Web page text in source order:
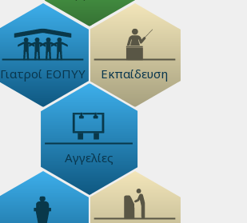
Γιατροί ΕΟΠΥΥ Εκπαίδευση
Αγγελίες